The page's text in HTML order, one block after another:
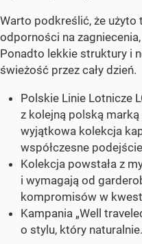
Warto podkreślić, że użyto
odporności na
Ponadto lekkie struktury i
świeżość przez cały dzień.
Polskie Linie Lotnicze
z kolejną polską
wyjątkowa kolekcja
współczesne
Kolekcja powstała z
i wymagają od
kompromisów w
Kampania „Well
o stylu, który